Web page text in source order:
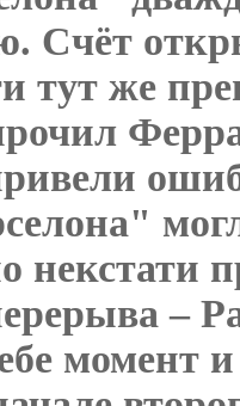
Счёт
тут же
некстати
–
момент